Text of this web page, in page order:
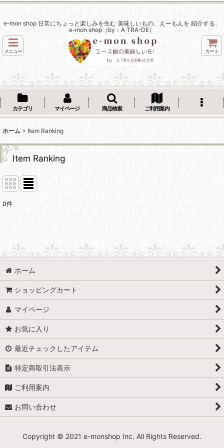
e-mon shop 日常にちょっと楽しみを生む 美味しいもの、えーもんを 紹介する、
e-mon shop（by：A TRA-DE）
メニュー カート
カテゴリ マイページ 商品検索 ご利用案内
ホーム > Item Ranking
Item Ranking
0件
ホーム
ショッピングカート
マイページ
お気に入り
最近チェックしたアイテム
特定商取引法表示
ご利用案内
お問い合わせ
Copyright © 2021 e-monshop Inc. All Rights Reserved.